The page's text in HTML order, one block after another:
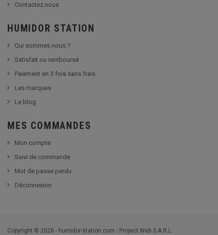
Contactez nous
HUMIDOR STATION
Qui sommes nous ?
Satisfait ou remboursé
Paiement en 3 fois sans frais
Les marques
Le blog
MES COMMANDES
Mon compte
Suivi de commande
Mot de passe perdu
Déconnexion
Copyright © 2026 - humidor-station.com - Project Web S.A.R.L